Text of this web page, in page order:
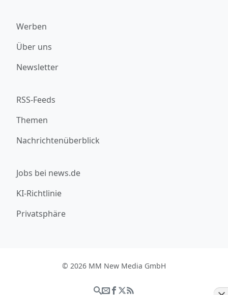
Werben
Über uns
Newsletter
RSS-Feeds
Themen
Nachrichtenüberblick
Jobs bei news.de
KI-Richtlinie
Privatsphäre
© 2026 MM New Media GmbH